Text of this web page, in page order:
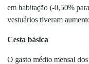
em habitação (-0,50%
vestuários tiveram
Cesta básica
O gasto médio mensal